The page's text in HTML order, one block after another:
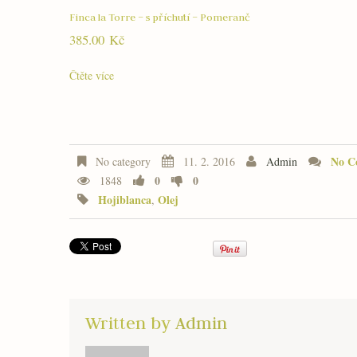
Finca la Torre – s příchutí – Pomeranč
385.00 Kč
Čtěte více
No category 11. 2. 2016 Admin No
1848 0
0
Hojiblanca, Olej
Written byAdmin